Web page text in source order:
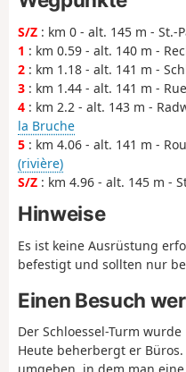
S/Z : km 0 - alt. 145 m -
1 : km 0.59 - alt. 140 m -
2 : km 1.18 - alt. 141 m -
3 : km 1.44 - alt. 141 m -
4 : km 2.2 - alt. 143 m -
la Bruche
5 : km 4.06 - alt. 141 m -
(rivière)
S/Z : km 4.96 - alt. 145 m -
Hinweise
Es ist keine Ausrüstung
befestigt und sollten nur
Einen Besuch
Der Schloessel-Turm
Heute beherbergt er